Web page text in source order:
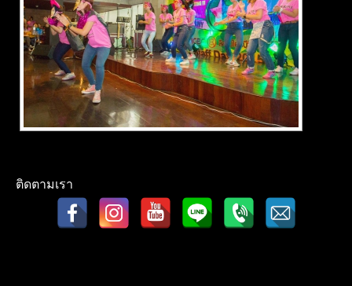
ติดตามเรา